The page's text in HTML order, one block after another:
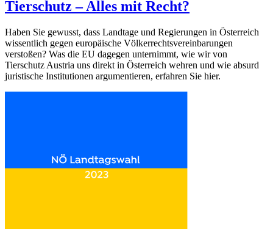
Tierschutz – Alles mit Recht?
Haben Sie gewusst, dass Landtage und Regierungen in Österreich
wissentlich gegen europäische Völkerrechtsvereinbarungen
verstoßen? Was die EU dagegen unternimmt, wie wir von
Tierschutz Austria uns direkt in Österreich wehren und wie absurd
juristische Institutionen argumentieren, erfahren Sie hier.